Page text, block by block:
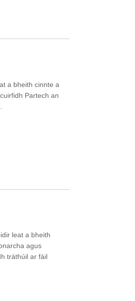
a bheith cinnte a
Partech an
leat a bheith
agus
tráthúil ar fáil